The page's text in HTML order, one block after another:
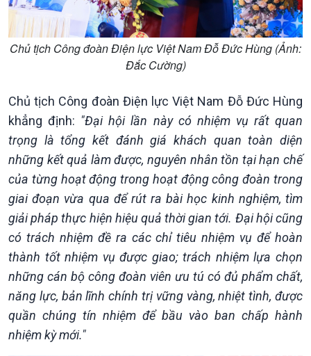
Kinh tế
Tin Kinh tế
Trước giờ mở cửa
Dòng chảy Kinh tế
Sức sống hàng Việt
Khởi nghiệp
Nông nghiệp & Biển đảo
Tin Nông nghiệp & Biển
đảo
Mùa vàng
Biển đảo Việt Nam
Chủ tịch Công đoàn Điện lực Việt Nam Đỗ Đức Hùng (Ảnh:
Đắc Cường)
Chủ tịch Công đoàn Điện lực Việt Nam Đỗ Đức Hùng
khẳng định: "Đại hội lần này có nhiệm vụ rất quan
trọng là tổng kết đánh giá khách quan toàn diện
những kết quả làm được, nguyên nhân tồn tại hạn chế
của từng hoạt động trong hoạt động công đoàn trong
giai đoạn vừa qua để rút ra bài học kinh nghiệm, tìm
giải pháp thực hiện hiệu quả thời gian tới. Đại hội cũng
có trách nhiệm đề ra các chỉ tiêu nhiệm vụ để hoàn
thành tốt nhiệm vụ được giao; trách nhiệm lựa chọn
những cán bộ công đoàn viên ưu tú có đủ phẩm chất,
năng lực, bản lĩnh chính trị vững vàng, nhiệt tình, được
quần chúng tín nhiệm để bầu vào ban chấp hành
nhiệm kỳ mới."